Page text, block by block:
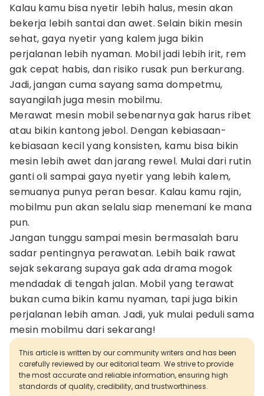
Kalau kamu bisa nyetir lebih halus, mesin akan
bekerja lebih santai dan awet. Selain bikin mesin
sehat, gaya nyetir yang kalem juga bikin
perjalanan lebih nyaman. Mobil jadi lebih irit, rem
gak cepat habis, dan risiko rusak pun berkurang.
Jadi, jangan cuma sayang sama dompetmu,
sayangilah juga mesin mobilmu.
Merawat mesin mobil sebenarnya gak harus ribet
atau bikin kantong jebol. Dengan kebiasaan-
kebiasaan kecil yang konsisten, kamu bisa bikin
mesin lebih awet dan jarang rewel. Mulai dari rutin
ganti oli sampai gaya nyetir yang lebih kalem,
semuanya punya peran besar. Kalau kamu rajin,
mobilmu pun akan selalu siap menemani ke mana
pun.
Jangan tunggu sampai mesin bermasalah baru
sadar pentingnya perawatan. Lebih baik rawat
sejak sekarang supaya gak ada drama mogok
mendadak di tengah jalan. Mobil yang terawat
bukan cuma bikin kamu nyaman, tapi juga bikin
perjalanan lebih aman. Jadi, yuk mulai peduli sama
mesin mobilmu dari sekarang!
This article is written by our community writers and has been
carefully reviewed by our editorial team. We strive to provide
the most accurate and reliable information, ensuring high
standards of quality, credibility, and trustworthiness.